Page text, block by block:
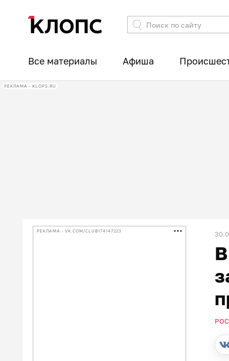
Все материалы Афиша
РЕКЛАМА • KLOPS.RU
РЕКЛАМА • VK.COM/CLUB174147223